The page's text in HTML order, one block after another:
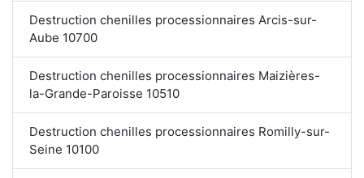
Destruction chenilles processionnaires Arcis-sur-
Aube 10700
Destruction chenilles processionnaires Maizières-
la-Grande-Paroisse 10510
Destruction chenilles processionnaires Romilly-sur-
Seine 10100